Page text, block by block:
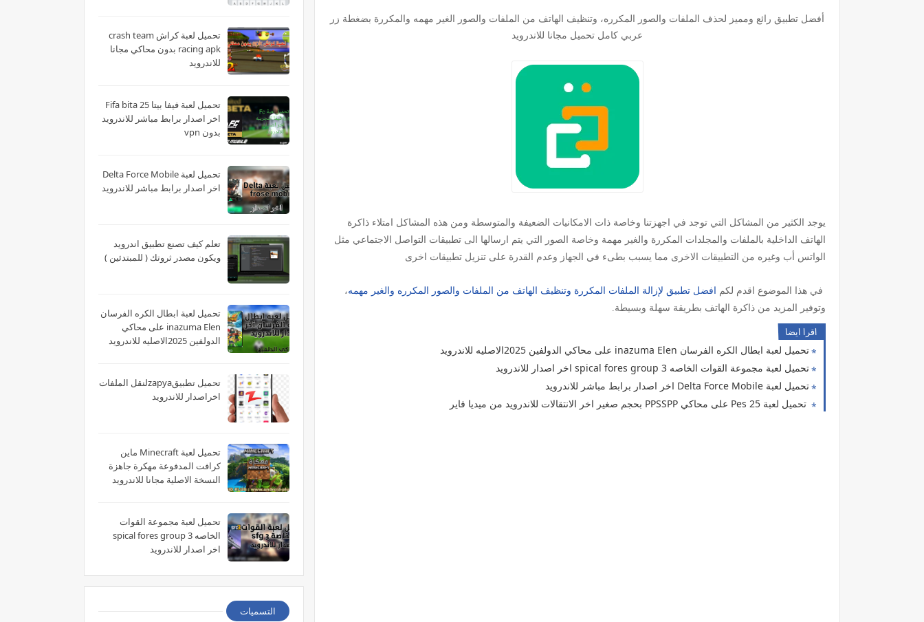
أفضل تطبيق رائع ومميز لحذف الملفات والصور المكرره، وتنظيف الهاتف من الملفات والصور الغير مهمه والمكررة بضغطة زر
عربي كامل تحميل مجانا للاندرويد
يوجد الكثير من المشاكل التي توجد في اجهزتنا وخاصة ذات الامكانيات الضعيفة والمتوسطة ومن هذه المشاكل امتلاء ذاكرة
الهاتف الداخلية بالملفات والمجلدات المكررة والغير مهمة وخاصة الصور التي يتم ارسالها الى تطبيقات التواصل الاجتماعي مثل
الواتس أب وغيره من التطبيقات الاخرى مما يسبب بطىء في الجهاز وعدم القدرة على تنزيل تطبيقات اخرى
في هذا الموضوع اقدم لكم افضل تطبيق لإزالة الملفات المكررة وتنظيف الهاتف من الملفات والصور المكرره والغير مهمه،
وتوفير المزيد من ذاكرة الهاتف بطريقة سهلة وبسيطة.
اقرا ايضا
تحميل لعبة ابطال الكره الفرسان inazuma Elen على محاكي الدولفين 2025الاصليه للاندرويد
تحميل لعبة مجموعة القوات الخاصه spical fores group 3 اخر اصدار للاندرويد
تحميل لعبة Delta Force Mobile اخر اصدار برابط مباشر للاندرويد
تحميل لعبة Pes 25 على محاكي PPSSPP بحجم صغير اخر الانتقالات للاندرويد من ميديا فاير
تحميل لعبة كراش crash team
racing apk بدون محاكي مجانا
للاندرويد
تحميل لعبة فيفا بيتا 25 Fifa bita
اخر اصدار برابط مباشر للاندرويد
بدون vpn
تحميل لعبة Delta Force Mobile
اخر اصدار برابط مباشر للاندرويد
تعلم كيف تصنع تطبيق اندرويد
ويكون مصدر ثروتك ( للمبتدئين )
تحميل لعبة ابطال الكره الفرسان
inazuma Elen على محاكي
الدولفين 2025الاصليه للاندرويد
تحميل تطبيقzapyaلنقل الملفات
اخراصدار للاندرويد
تحميل لعبة Minecraft ماين
كرافت المدفوعة مهكرة جاهزة
النسخة الاصلية مجانا للاندرويد
تحميل لعبة مجموعة القوات
الخاصه spical fores group 3
اخر اصدار للاندرويد
التسميات